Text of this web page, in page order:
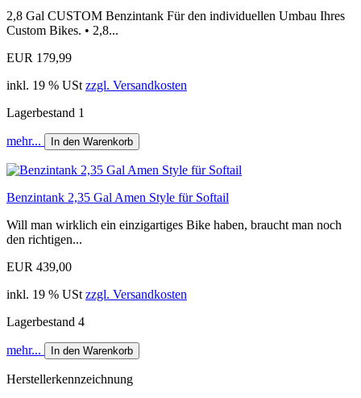
2,8 Gal CUSTOM Benzintank Für den individuellen Umbau Ihres
Custom Bikes. • 2,8...
EUR 179,99
inkl. 19 % USt zzgl. Versandkosten
Lagerbestand 1
mehr... In den Warenkorb
Benzintank 2,35 Gal Amen Style für Softail
Will man wirklich ein einzigartiges Bike haben, braucht man noch
den richtigen...
EUR 439,00
inkl. 19 % USt zzgl. Versandkosten
Lagerbestand 4
mehr... In den Warenkorb
Herstellerkennzeichnung